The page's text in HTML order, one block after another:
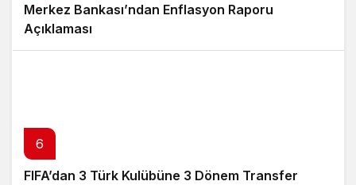
Merkez Bankası’ndan Enflasyon Raporu
Açıklaması
6
FIFA’dan 3 Türk Kulübüne 3 Dönem Transfer